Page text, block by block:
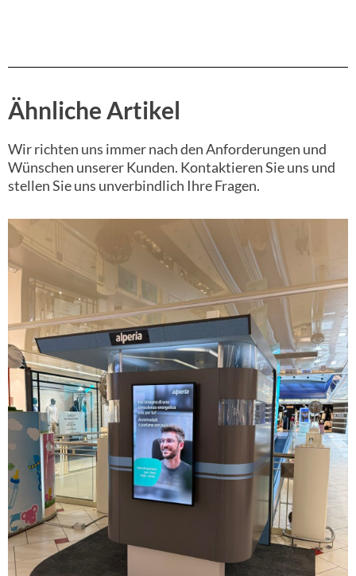
Ähnliche Artikel
Wir richten uns immer nach den Anforderungen und
Wünschen unserer Kunden. Kontaktieren Sie uns und
stellen Sie uns unverbindlich Ihre Fragen.